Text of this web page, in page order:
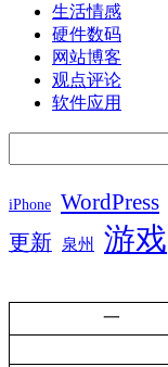
生活情感
硬件数码
网站博客
观点评论
软件应用
iPhone WordPress
更新 泉州 游戏
一